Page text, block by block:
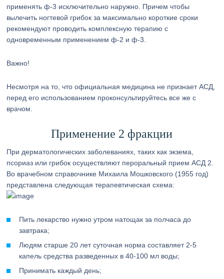
применять ф-3 исключительно наружно. Причем чтобы
вылечить ногтевой грибок за максимально короткие сроки
рекомендуют проводить комплексную терапию с
одновременным применением ф-2 и ф-3.
Важно!
Несмотря на то, что официальная медицина не признает АСД,
перед его использованием проконсультируйтесь все же с
врачом.
Применение 2 фракции
При дерматологических заболеваниях, таких как экзема,
псориаз или грибок осуществляют пероральный прием АСД 2.
Во врачебном справочнике Михаила Мошковского (1955 год)
представлена следующая терапевтическая схема:
Пить лекарство нужно утром натощак за полчаса до
завтрака;
Людям старше 20 лет суточная норма составляет 2-5
капель средства разведенных в 40-100 мл воды;
Принимать каждый день;